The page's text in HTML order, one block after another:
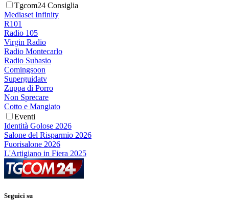
Tgcom24 Consiglia
Mediaset Infinity
R101
Radio 105
Virgin Radio
Radio Montecarlo
Radio Subasio
Comingsoon
Superguidatv
Zuppa di Porro
Non Sprecare
Cotto e Mangiato
Eventi
Identità Golose 2026
Salone del Risparmio 2026
Fuorisalone 2026
L'Artigiano in Fiera 2025
Seguici su